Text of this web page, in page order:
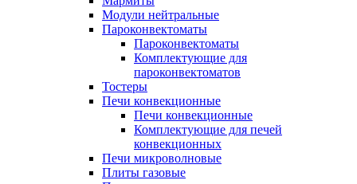
Модули нейтральные
Пароконвектоматы
Пароконвектоматы
Комплектующие для
пароконвектоматов
Тостеры
Печи конвекционные
Печи конвекционные
Комплектующие для печей
конвекционных
Печи микроволновые
Плиты газовые